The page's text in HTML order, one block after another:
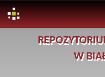
W